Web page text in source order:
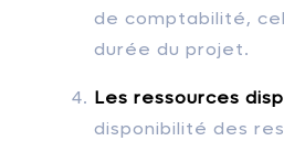
de comptabilité,
durée du projet.
Les ressources
disponibilité des